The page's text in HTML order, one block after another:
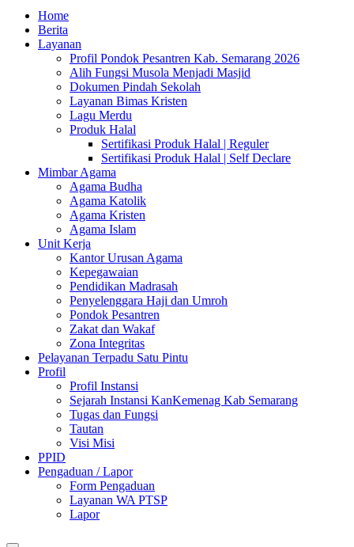
Home
Berita
Layanan
Profil Pondok Pesantren Kab. Semarang 2026
Alih Fungsi Musola Menjadi Masjid
Dokumen Pindah Sekolah
Layanan Bimas Kristen
Lagu Merdu
Produk Halal
Sertifikasi Produk Halal | Reguler
Sertifikasi Produk Halal | Self Declare
Mimbar Agama
Agama Budha
Agama Katolik
Agama Kristen
Agama Islam
Unit Kerja
Kantor Urusan Agama
Kepegawaian
Pendidikan Madrasah
Penyelenggara Haji dan Umroh
Pondok Pesantren
Zakat dan Wakaf
Zona Integritas
Pelayanan Terpadu Satu Pintu
Profil
Profil Instansi
Sejarah Instansi KanKemenag Kab Semarang
Tugas dan Fungsi
Tautan
Visi Misi
PPID
Pengaduan / Lapor
Form Pengaduan
Layanan WA PTSP
Lapor